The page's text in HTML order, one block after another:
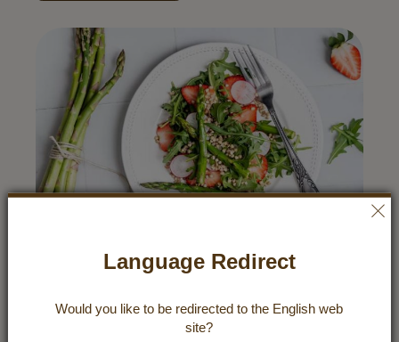
Language Redirect
Would you like to be redirected to the English web
site?